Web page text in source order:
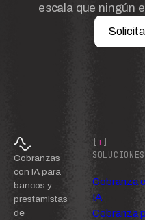
escala que ningún
Cobranzas
con IA para
bancos y
prestamistas
de
[+]
SOLUCIONES
Cobranza
IA
Cobranza